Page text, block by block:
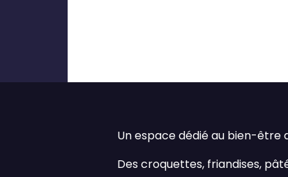
Un espace dédié au bien-être
Des croquettes, friandises,